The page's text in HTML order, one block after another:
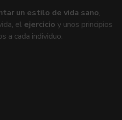
un estilo de vida sano,
el ejercicio y unos principios
a cada individuo.